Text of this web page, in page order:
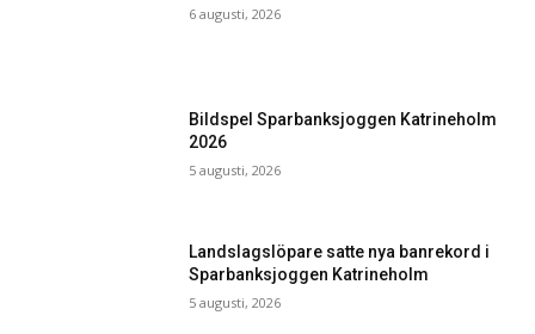
6 augusti, 2026
Bildspel Sparbanksjoggen Katrineholm
2026
5 augusti, 2026
Landslagslöpare satte nya banrekord i
Sparbanksjoggen Katrineholm
5 augusti, 2026